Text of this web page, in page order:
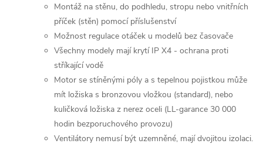
Montáž na stěnu, do podhledu, stropu nebo vnitřních
příček (stěn) pomocí příslušenství
Možnost regulace otáček u modelů bez časovače
Všechny modely mají krytí IP X4 - ochrana proti
stříkající vodě
Motor se stíněnými póly a s tepelnou pojistkou může
mít ložiska s bronzovou vložkou (standard), nebo
kuličková ložiska z nerez oceli (LL-garance 30 000
hodin bezporuchového provozu)
Ventilátory nemusí být uzemněné, mají dvojitou izolaci.